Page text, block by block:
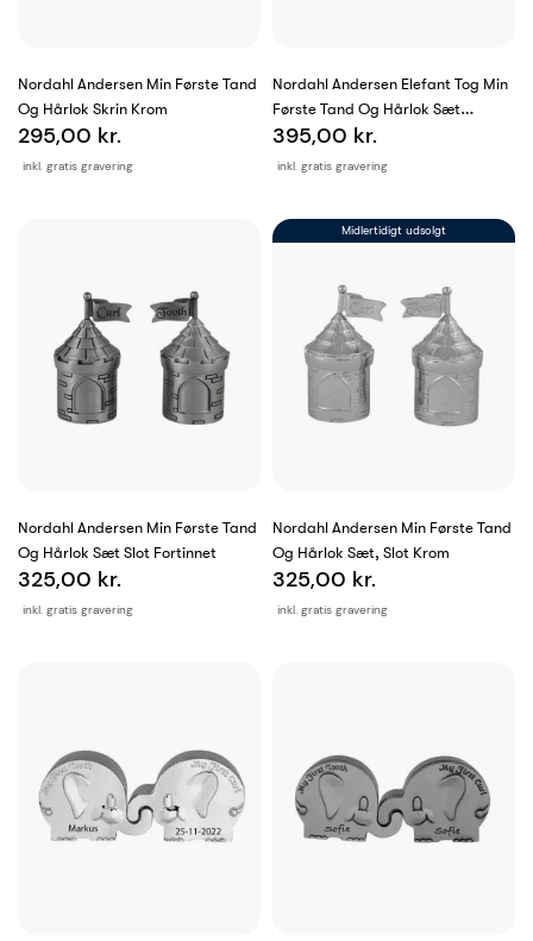
Nordahl Andersen Min Første Tand
Og Hårlok Skrin Krom
inkl. gratis gravering
295,00 kr.
Nordahl Andersen Elefant Tog Min
Første Tand Og Hårlok Sæt
Fortinnet
inkl. gratis gravering
395,00 kr.
Nordahl Andersen Min Første Tand
Og Hårlok Sæt Slot Fortinnet
inkl. gratis gravering
325,00 kr.
Nordahl Andersen Min Første Tand
Og Hårlok Sæt, Slot Krom
inkl. gratis gravering
325,00 kr.
Midlertidigt udsolgt